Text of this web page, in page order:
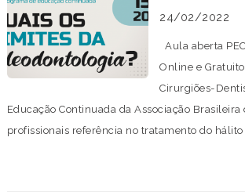
24/02/2022
Aula aberta
Online e
Cirurgiões-
Educação Continuada da Associação Brasileira
profissionais referência no tratamento do